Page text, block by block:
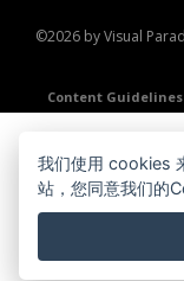
©2026 by Visual
Content Guidelines
我们使用 cookies
站，您同意我们的